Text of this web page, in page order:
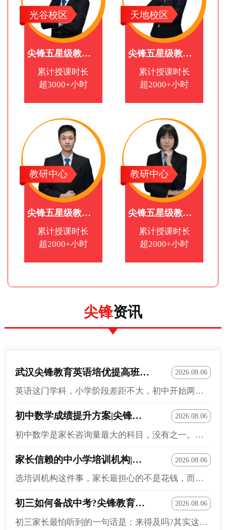
光谷校区
尖锋五星级教师教师
累计授课时长
超3000+小时
天地校区
尖锋五星级教师教师
累计授课时长
超2000+小时
教研中心
尖锋五星级教师教师
累计授课时长
超2000+小时
教研中心
尖锋五星级教师教师
累计授课时长
超2000+小时
尖锋资讯
武汉尖锋教育英语培优提高班|冲刺优秀成绩 2026.08.06
英语这门学科，小学阶段差距不大，初中开始两极分化，到了高中直接变成拉分王。武汉的家长对英语的重视程度普遍很高，但很多孩子补英语的方式还是老一套——背单词、刷语法题、做完形阅读。不是说这些没用，而是光做这些远远不够。尖锋教育的英语培优提高班，解决的不是学不学英语的问题，而是怎么学才能出效果的问题——从听说读写的底层能力入手，再对应到考试得分，让孩子不只是学了英语，而是会了英语。一、不同学段的英语培优重点小学阶段：语感和兴趣是第一位。这个阶段逼孩子背单词表、刷语法题，性价比极低。小学英语的词汇量和知识点本就不多，关键是让孩子不讨厌英语、建立基本的语感。初中阶段：词汇和阅读是双核。初一英语跟小学英语之间有一个明显的难度跳跃——词汇量要求大幅提升，阅读理解的长度和难度也开始接近中考标准。高中阶段：能力分层，提分空间大。高中英语的词汇量要求从初中1500词左右直接跳到3500词以上，阅读理解从记叙文转向议论文...
初中数学成绩提升方案|尖锋教育基础到拔高系统规划 2026.08.06
初中数学是家长咨询量最大的科目，没有之一。原因很简单：数学一旦掉队，后面物理化学全受影响，而且数学的补课效果不像英语语文那么模糊——补没补、有没有效果，分数就是最直接的答案。但也正因如此，很多家长容易病急乱投医，上来就给孩子报一堆课、刷一堆题，效果反而不好。尖锋教育的初中数学提升方案，核心逻辑是：先定位孩子处于哪个阶段，再制定从基础到拔高的阶梯式规划，每一步踩稳了再往前走。一、先判断孩子的数学问题出在哪个层面初中生数学成绩不理想，问题大致出在三个层面：第一层面：计算基础不扎实。这是最常见也最容易被忽视的问题。第二层面：概念理解不透彻。初中数学从数到式、从具体到抽象，每一步都有新概念要理解。第三层面：解题策略和思路不清晰。这类孩子基础知识是过关的，但做中高档题时思路混乱。尖锋的入校测评会把孩子的数学问题精准定位到这三个层面中的一个或几个，然后针对性地制定方案。📞有课程、班型、收费疑问，可拨打...
家长信赖的中小学培训机构|尖锋教育专注学生成长 2026.08.06
选培训机构这件事，家长最担心的不是花钱，而是花冤枉钱——钱花了、时间搭了、孩子也去了，成绩还是不温不火。所以家长真正在找的，不是一个名气大的机构，而是一个信得过的机构。尖锋教育在武汉做了19年，从一家小机构做到现在12个校区，靠的不是广告投放，而是家长之间的口碑相传。专注个性化教育、专注本土教研、专注学生的真实成长——这三个专注，是尖锋能活下来并且越做越稳的根基。一、19年只做一件事：扎根武汉、打磨教学教培行业更新换代很快，尖锋能走19年，底层的逻辑是：不追风口、不搞概念、老老实实把教学这件事做好。从成立之初，尖锋就把自己定位为本土教育机构。武汉的考试体系有自己的特点——元调、四调、中考的命题风格跟其他城市不完全一样，本地化的教研能力是核心壁垒。尖锋的教研团队常年跟踪武汉各阶段考试的命题变化，老师备课不是拿通用教材照本宣科，而是从武汉本地真题出发，反向拆解考点、归纳题型、设计训练方案。二、个性化教学...
初三如何备战中考?尖锋教育冲刺课程全面规划 2026.08.06
初三家长最怕听到的一句话是：来得及吗?其实这个问题要分开看——如果目标是从300分冲到500分，确实不现实;但如果目标是在现有基础上再往上走一个台阶，初三这一年完全够用。尖锋教育在武汉做了19年中考辅导，见过太多初三才开始发力的孩子，也见过一直很努力但方向不对、最后一年调整方法后成绩明显提升的孩子。备战中考不是比谁学得狠，而是比谁学得准。尖锋的初三冲刺课程，做的就是把准字落实到每一节课上。📞有课程、班型、收费疑问，可拨打联系方式咨询周末及全年安排：15342273281一、初三全年的时间线和大事件了解节奏，是制定复习计划的前提。武汉初三这一年主要有这么几个关键节点：九月到十一月：这个阶段的任务是学新课、补旧账。尖锋秋季同步辅导的核心就是在这个阶段让孩子的新课和旧账两条线同时推进。十二月底到一月初：元调(元月调考)。元调是初三学期末的全市统一考试，很多重点高中在提前批招生时会参考元调成绩。尖锋会在十一月到十二月这...